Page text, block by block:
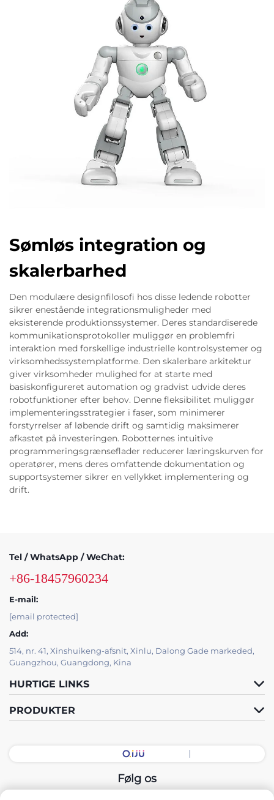
Sømløs integration og
skalerbarhed
Den modulære designfilosofi hos disse ledende robotter
sikrer enestående integrationsmuligheder med
eksisterende produktionssystemer. Deres standardiserede
kommunikationsprotokoller muliggør en problemfri
interaktion med forskellige industrielle kontrolsystemer og
virksomhedssystemplatforme. Den skalerbare arkitektur
giver virksomheder mulighed for at starte med
basiskonfigureret automation og gradvist udvide deres
robotfunktioner efter behov. Denne fleksibilitet muliggør
implementeringsstrategier i faser, som minimerer
forstyrrelser af løbende drift og samtidig maksimerer
afkastet på investeringen. Robotternes intuitive
programmeringsgrænseflader reducerer læringskurven for
operatører, mens deres omfattende dokumentation og
supportsystemer sikrer en vellykket implementering og
drift.
Tel / WhatsApp / WeChat:
+86-18457960234
E-mail:
[email protected]
Add:
514, nr. 41, Xinshuikeng-afsnit, Xinlu, Dalong Gade markeded,
Guangzhou, Guangdong, Kina
HURTIGE LINKS
PRODUKTER
Følg os